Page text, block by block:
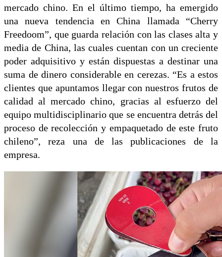
mercado chino. En el último tiempo, ha emergido
una nueva tendencia en China llamada “Cherry
Freedoom”, que guarda relación con las clases alta y
media de China, las cuales cuentan con un creciente
poder adquisitivo y están dispuestas a destinar una
suma de dinero considerable en cerezas. “Es a estos
clientes que apuntamos llegar con nuestros frutos de
calidad al mercado chino, gracias al esfuerzo del
equipo multidisciplinario que se encuentra detrás del
proceso de recolección y empaquetado de este fruto
chileno”, reza una de las publicaciones de la
empresa.